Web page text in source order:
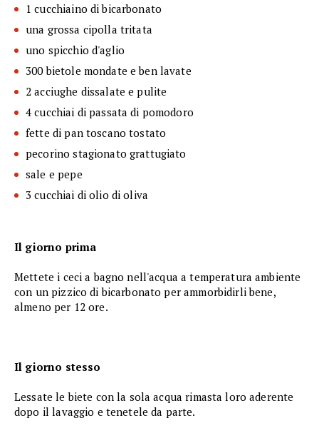
1 cucchiaino di bicarbonato
una grossa cipolla tritata
uno spicchio d'aglio
300 bietole mondate e ben lavate
2 acciughe dissalate e pulite
4 cucchiai di passata di pomodoro
fette di pan toscano tostato
pecorino stagionato grattugiato
sale e pepe
3 cucchiai di olio di oliva
Il giorno prima
Mettete i ceci a bagno nell'acqua a temperatura ambiente
con un pizzico di bicarbonato per ammorbidirli bene,
almeno per 12 ore.
Il giorno stesso
Lessate le biete con la sola acqua rimasta loro aderente
dopo il lavaggio e tenetele da parte.